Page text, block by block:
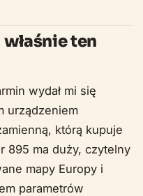
ten
wydał mi się
urządzeniem
którą kupuje
895 ma duży, czytelny
mapy Europy i
parametrów